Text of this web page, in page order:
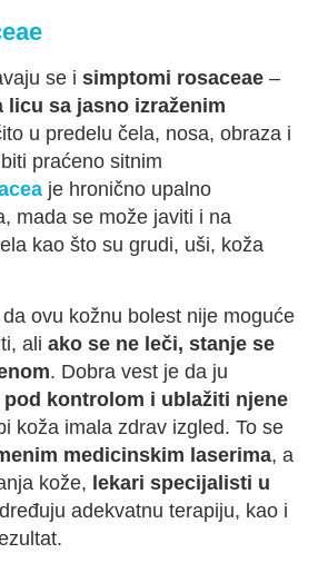
se i simptomi rosaceae –
licu sa jasno izraženim
u predelu čela, nosa, obraza i
praćeno sitnim
je hronično upalno
mada se može javiti i na
kao što su grudi, uši, koža
ovu kožnu bolest nije moguće
ali ako se ne leči, stanje se
. Dobra vest je da ju
kontrolom i ublažiti njene
koža imala zdrav izgled. To se
medicinskim laserima, a
kože, lekari specijalisti u
adekvatnu terapiju, kao i